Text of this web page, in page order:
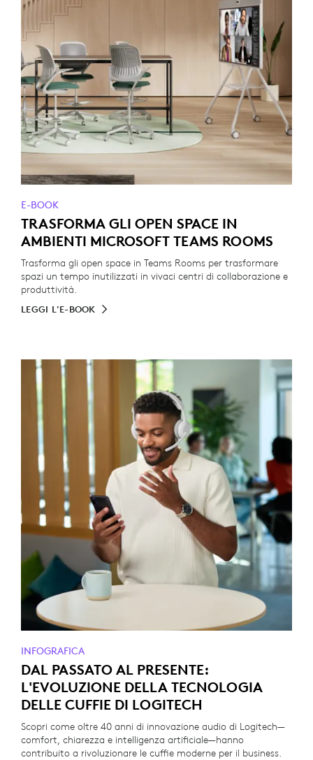
E-BOOK
TRASFORMA GLI OPEN SPACE IN
AMBIENTI MICROSOFT TEAMS ROOMS
Trasforma gli open space in Teams Rooms per trasformare
spazi un tempo inutilizzati in vivaci centri di collaborazione e
produttività.
LEGGI L'E-BOOK
INFOGRAFICA
DAL PASSATO AL PRESENTE:
L'EVOLUZIONE DELLA TECNOLOGIA
DELLE CUFFIE DI LOGITECH
Scopri come oltre 40 anni di innovazione audio di Logitech—
comfort, chiarezza e intelligenza artificiale—hanno
contribuito a rivoluzionare le cuffie moderne per il business.